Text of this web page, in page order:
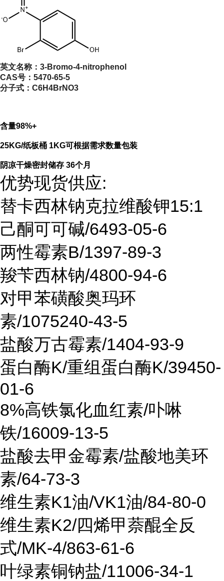
英文名称： 3-Bromo-4-nitrophenol
CAS号： 5470-65-5
分子式： C6H4BrNO3
含量98%+
25KG/纸板桶 1KG可根据需求数量包装
阴凉干燥密封储存 36个月
优势现货供应:
替卡西林钠克拉维酸钾15:1
己酮可可碱/6493-05-6
两性霉素B/1397-89-3
羧苄西林钠/4800-94-6
对甲苯磺酸奥玛环
素/1075240-43-5
盐酸万古霉素/1404-93-9
蛋白酶K/重组蛋白酶K/39450-
01-6
8%高铁氯化血红素/卟啉
铁/16009-13-5
盐酸去甲金霉素/盐酸地美环
素/64-73-3
维生素K1油/VK1油/84-80-0
维生素K2/四烯甲萘醌全反
式/MK-4/863-61-6
叶绿素铜钠盐/11006-34-1